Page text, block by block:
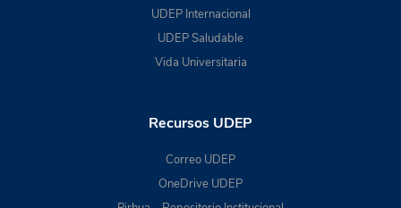
UDEP Internacional
UDEP Saludable
Vida Universitaria
Recursos UDEP
Correo UDEP
OneDrive UDEP